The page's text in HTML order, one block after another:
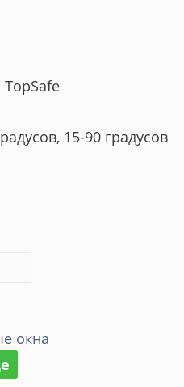
TopSafe
15-90 градусов
окна